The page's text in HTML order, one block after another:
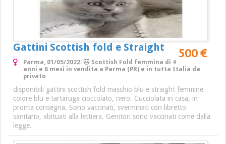
Gattini Scottish fold e Straight 500 €
Parma, 01/05/2022: 🐱 Scottish Fold femmina di 4
anni e 6 mesi in vendita a Parma (PR) e in tutta Italia da
privato
disponibili gattini scottish fold maschio blu e straight femmine
colore blu e tartaruga cioccolato, nero. Cucciolata in casa, in
pronta consegna. Sono vaccinati, sverminati con libretto
sanitario, abituati alla lettiera. Genitori sono vaccinati come dalla
legge.